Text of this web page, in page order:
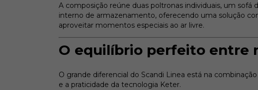
A composição reúne duas poltronas individuais, um sofá
interno de armazenamento, oferecendo uma solução
aproveitar momentos especiais ao ar livre.
O equilíbrio perfeito entre
O grande diferencial do Scandi Linea está na
e a praticidade da tecnologia Keter.